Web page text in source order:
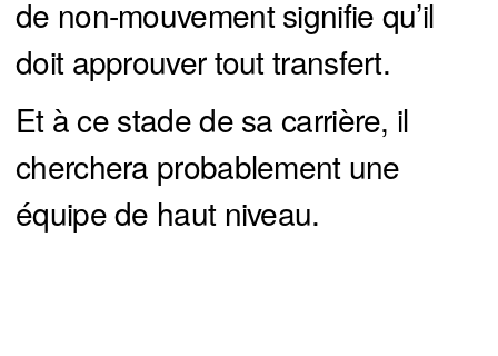
de non-mouvement signifie qu’il
doit approuver tout transfert.
Et à ce stade de sa carrière, il
cherchera probablement une
équipe de haut niveau.